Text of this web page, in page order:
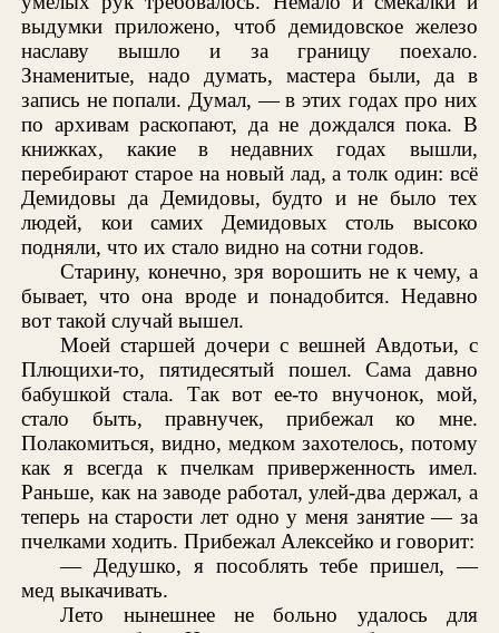
выдумки приложено, чтоб демидовское железо
наславу вышло и за границу поехало.
Знаменитые, надо думать, мастера были, да в
запись не попали. Думал, — в этих годах про них
по архивам раскопают, да не дождался пока. В
книжках, какие в недавних годах вышли,
перебирают старое на новый лад, а толк один: всё
Демидовы да Демидовы, будто и не было тех
людей, кои самих Демидовых столь высоко
подняли, что их стало видно на сотни годов.
Старину, конечно, зря ворошить не к чему, а
бывает, что она вроде и понадобится. Недавно
вот такой случай вышел.
Моей старшей дочери с вешней Авдотьи, с
Плющихи-то, пятидесятый пошел. Сама давно
бабушкой стала. Так вот ее-то внучонок, мой,
стало быть, правнучек, прибежал ко мне.
Полакомиться, видно, медком захотелось, потому
как я всегда к пчелкам приверженность имел.
Раньше, как на заводе работал, улей-два держал, а
теперь на старости лет одно у меня занятие — за
пчелками ходить. Прибежал Алексейко и говорит:
— Дедушко, я пособлять тебе пришел, —
мед выкачивать.
Лето нынешнее не больно удалось для